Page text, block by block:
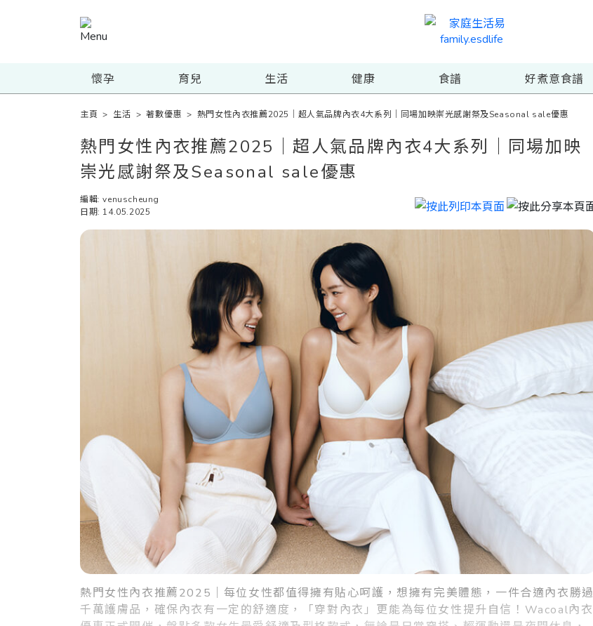
懷孕 育兒 生活 健康 食譜 好煮意食譜
主頁 > 生活 >著數優惠 > 熱門女性內衣推薦2025｜超人氣品牌內衣4大系列｜同場加映崇光感謝祭及Seasonal sale優惠
熱門女性內衣推薦2025｜超人氣品牌內衣4大系列｜同場加映
崇光感謝祭及Seasonal sale優惠
編輯: venuscheung
日期: 14.05.2025
熱門女性內衣推薦2025｜每位女性都值得擁有貼心呵護，想擁有完美體態，一件合適內衣勝過
千萬護膚品，確保內衣有一定的舒適度，「穿對內衣」更能為每位女性提升自信！Wacoal內衣